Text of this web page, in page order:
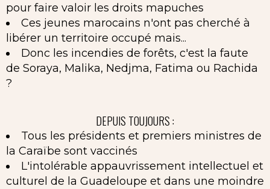
pour faire valoir les droits mapuches
Ces jeunes marocains n'ont pas cherché à
libérer un territoire occupé mais...
Donc les incendies de forêts, c'est la faute
de Soraya, Malika, Nedjma, Fatima ou Rachida
?
DEPUIS TOUJOURS :
Tous les présidents et premiers ministres de
la Caraïbe sont vaccinés
L'intolérable appauvrissement intellectuel et
culturel de la Guadeloupe et dans une moindre